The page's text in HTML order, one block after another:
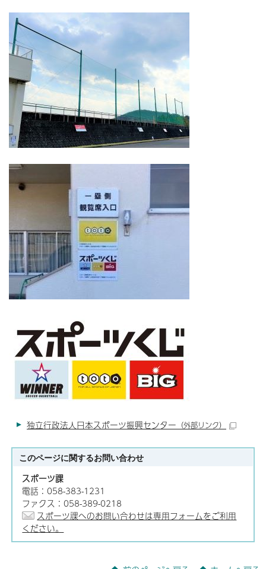
独立行政法人日本スポーツ振興センター （外部リンク）
このページに関するお問い合わせ
スポーツ課
電話：058-383-1231
ファクス：058-389-0218
スポーツ課へのお問い合わせは専用フォームをご利用
ください。